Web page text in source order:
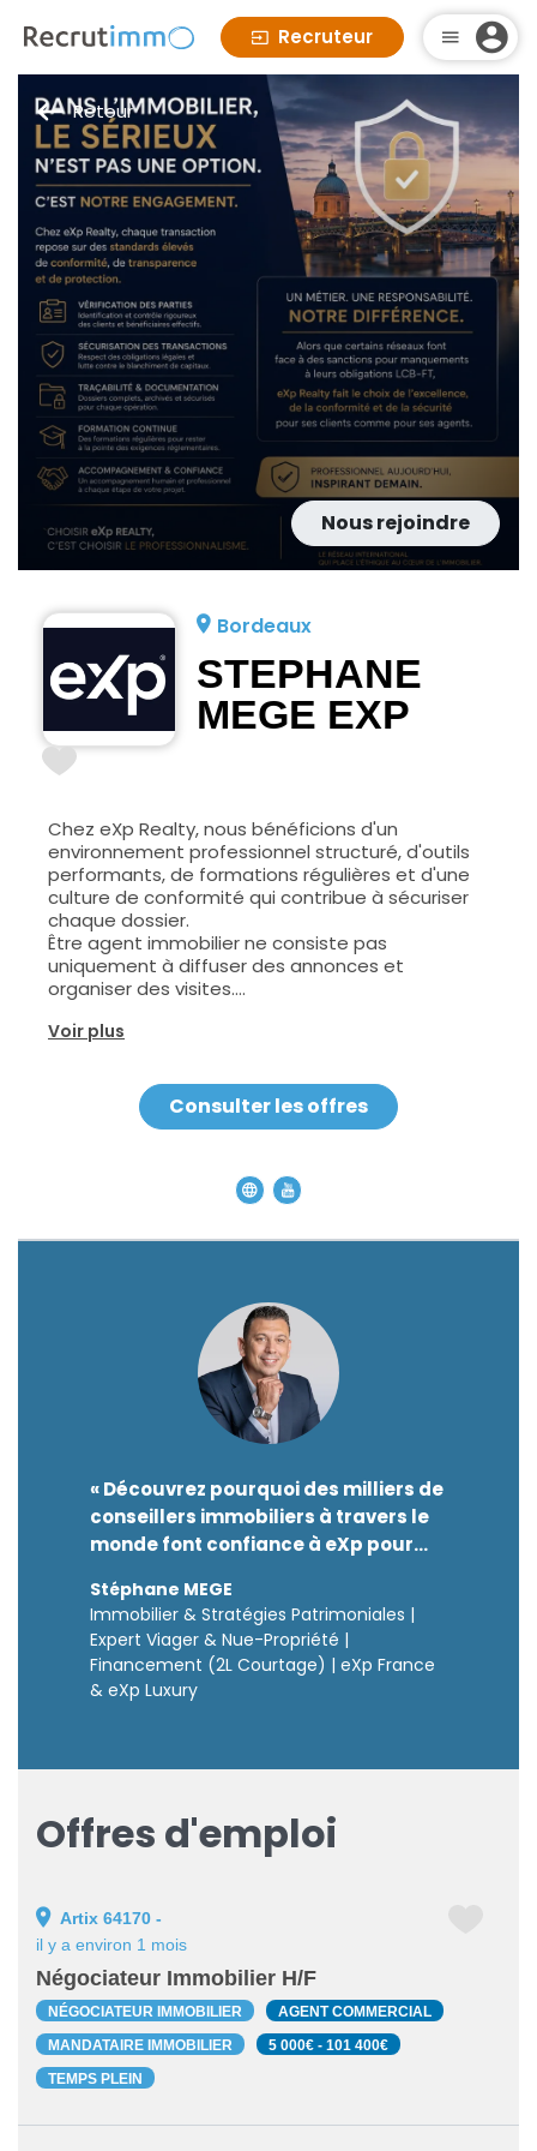
Recruteur
Bordeaux
STEPHANE
MEGE EXP
Chez eXp Realty, nous bénéficions d'un
environnement professionnel structuré, d'outils
performants, de formations régulières et d'une
culture de conformité qui contribue à sécuriser
chaque dossier.
Être agent immobilier ne consiste pas
uniquement à diffuser des annonces et
organiser des visites.
- Vérifier les informations essentielles des
- Sécuriser juridiquement les transactions.
- Respecter les obligations réglementaires.
- Accompagner vendeurs et acquéreurs avec
- Assurer une traçabilité complète des dossiers.
Dans un marché de plus en plus réglementé, le
procédures internes ne sont plus une option. Ils
C'est aussi l'une des raisons pour lesquelles j'ai
choisi de développer mon activité au sein du
réseau international eXp Realty.
Voir plus
Consulter les offres
Retour
Nous rejoindre
« Découvrez pourquoi des milliers de
conseillers immobiliers à travers le
monde font confiance à eXp pour
»
Stéphane MEGE
Immobilier & Stratégies Patrimoniales |
Expert Viager & Nue-Propriété |
Financement (2L Courtage) | eXp France
& eXp Luxury
Offres d'emploi
Artix 64170 -
il y a environ 1 mois
Négociateur Immobilier H/F
NÉGOCIATEUR IMMOBILIER
AGENT COMMERCIAL
MANDATAIRE IMMOBILIER
5 000€ - 101 400€
TEMPS PLEIN